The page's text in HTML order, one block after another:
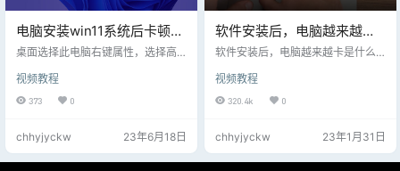
电脑安装win11系统后卡顿，
速度慢的解决方法，优化后
桌面选择此电脑右键属性，选择高
点击设置，将默认让win选择最佳设
置； 调整为第三个选项，调整为最
的，显示速略图不显示图标，然后
点击右下角应用，再次点击确定即
可； 底部搜索栏搜索:控制面板，打
视频教程
373 0
chhyjyckw 23年6月18日
软件安装后，电脑越来越卡
是什么原因？视频教程
软件安装后，电脑越来越卡是什么
视频教程
320.4k 0
chhyjyckw 23年1月31日